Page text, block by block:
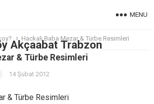
Akçaabat Trabzon
MENU
Hackalı Baba Mezar & Türbe Resimleri
& Türbe Resimleri
14 Şubat 2012
& Türbe Resimleri